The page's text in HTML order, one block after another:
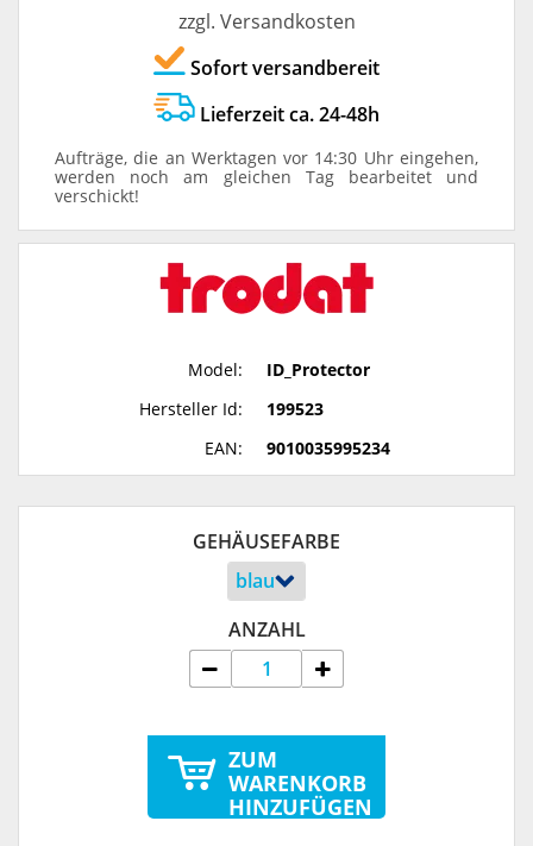
zzgl. Versandkosten
Sofort versandbereit
Lieferzeit ca. 24-48h
Aufträge, die an Werktagen vor 14:30 Uhr eingehen,
werden noch am gleichen Tag bearbeitet und
verschickt!
Model:
ID_Protector
Hersteller Id:
199523
EAN:
9010035995234
GEHÄUSEFARBE
ANZAHL
ZUM
WARENKORB
HINZUFÜGEN